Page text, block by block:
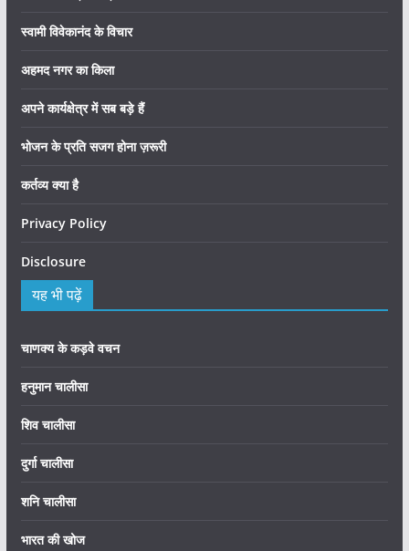
स्वामी विवेकानंद के विचार
अहमद नगर का किला
अपने कार्यक्षेत्र में सब बड़े हैं
भोजन के प्रति सजग होना ज़रूरी
कर्तव्य क्या है
Privacy Policy
Disclosure
यह भी पढ़ें
चाणक्य के कड़वे वचन
हनुमान चालीसा
शिव चालीसा
दुर्गा चालीसा
शनि चालीसा
भारत की खोज